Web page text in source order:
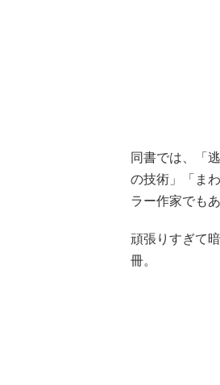
同書では、「
の技術」「ま
ラー作家でも
頑張りすぎて
冊。